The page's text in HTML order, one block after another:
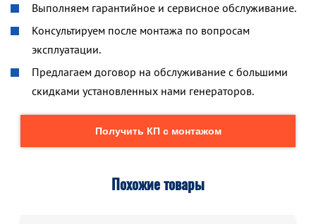
Выполняем гарантийное и сервисное обслуживание.
Консультируем после монтажа по вопросам
эксплуатации.
Предлагаем договор на обслуживание с большими
скидками установленных нами генераторов.
Получить КП с монтажом
Похожие товары